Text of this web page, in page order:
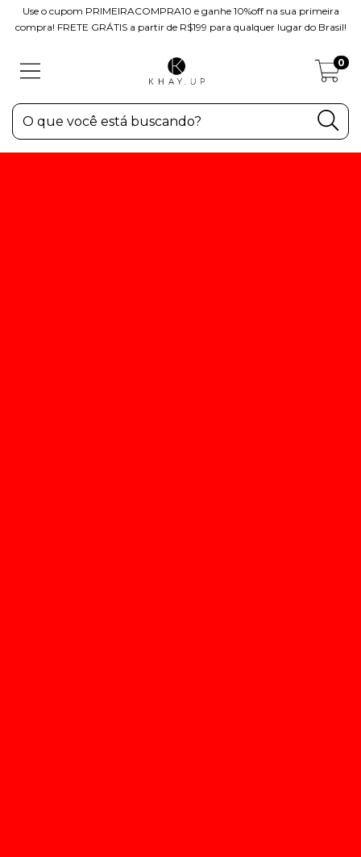
Use o cupom PRIMEIRACOMPRA10 e ganhe 10%off na sua primeira
compra! FRETE GRÁTIS a partir de R$199 para qualquer lugar do Brasil!
0